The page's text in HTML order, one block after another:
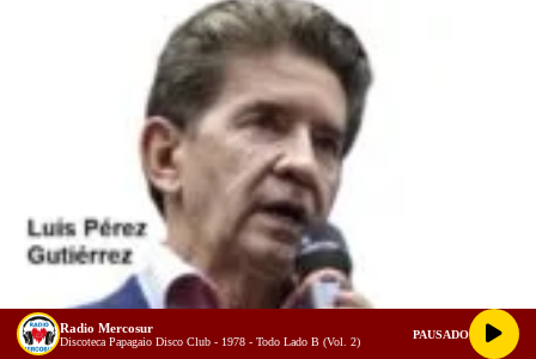
Radio Mercosur
Discoteca Papagaio Disco Club - 1978 - Todo Lado B (Vol. 2)
PAUSADO